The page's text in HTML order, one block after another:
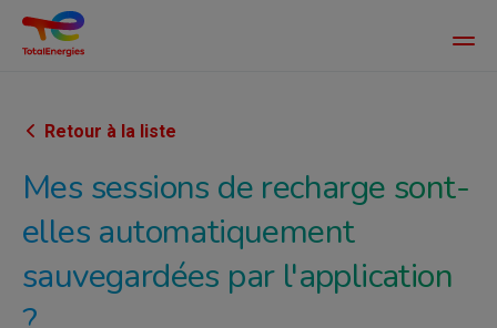
contenu
Main
Retour à la liste
Mes sessions de recharge sont-
elles automatiquement
sauvegardées par l'application